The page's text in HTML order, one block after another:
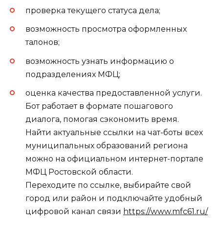
проверка текущего статуса дела;
возможность просмотра оформленных
талонов;
возможность узнать информацию о
подразделениях МФЦ;
оценка качества предоставленной услуги.
Бот работает в формате пошагового
диалога, помогая сэкономить время.
Найти актуальные ссылки на чат-боты всех
муниципальных образований региона
можно на официальном интернет-портале
МФЦ Ростовской области.
Переходите по ссылке, выбирайте свой
город или район и подключайте удобный
цифровой канал связи https://www.mfc61.ru/